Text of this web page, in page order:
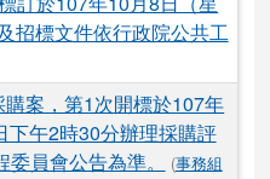
招標文件依行政院公共工
案，第1次開標於107年
下午2時30分辦理採購評
員會公告為準。
(事務組